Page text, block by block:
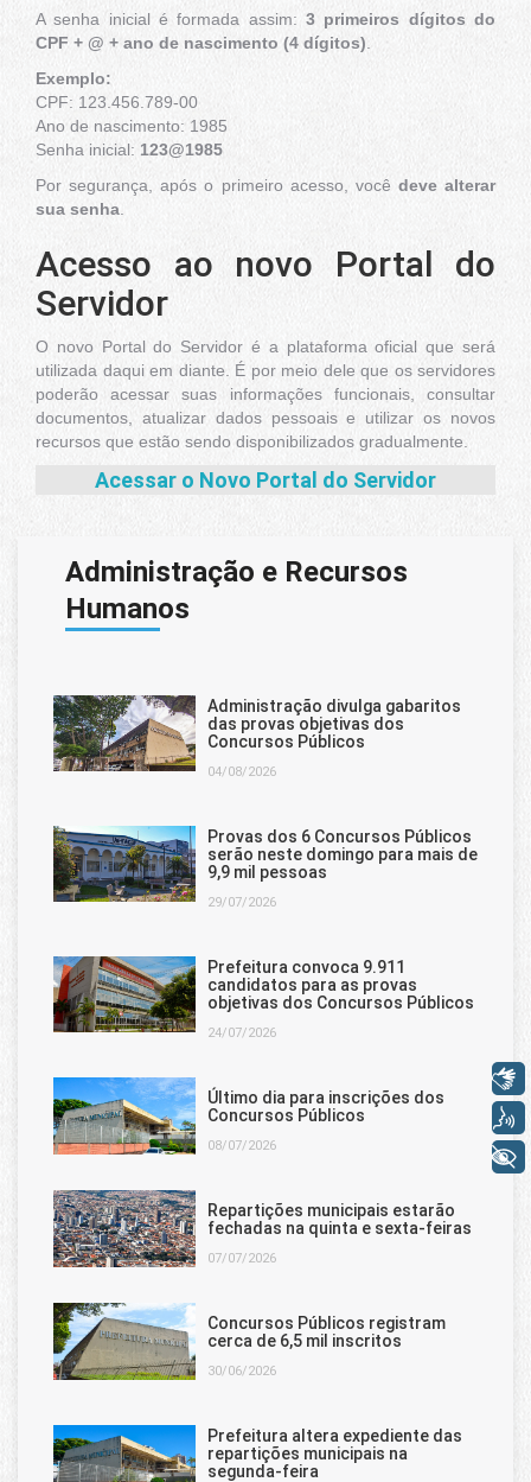
A senha inicial é formada assim: 3 primeiros dígitos do
CPF + @ + ano de nascimento (4 dígitos)
Exemplo:
CPF: 123.456.789-00
Ano de nascimento: 1985
Senha inicial: 123@1985
Por segurança, após o primeiro acesso, você deve alterar
sua senha
Acesso ao novo Portal do
Servidor
O novo Portal do Servidor é a plataforma oficial que será
utilizada daqui em diante. É por meio dele que os servidores
poderão acessar suas informações funcionais, consultar
documentos, atualizar dados pessoais e utilizar os novos
recursos que estão sendo disponibilizados gradualmente.
Acessar o Novo Portal do Servidor
Administração e Recursos
Humanos
Administração divulga gabaritos
das provas objetivas dos
Concursos Públicos
04/08/2026
Provas dos 6 Concursos Públicos
serão neste domingo para mais de
9,9 mil pessoas
29/07/2026
Prefeitura convoca 9.911
candidatos para as provas
objetivas dos Concursos Públicos
24/07/2026
Último dia para inscrições dos
Concursos Públicos
08/07/2026
Repartições municipais estarão
fechadas na quinta e sexta-feiras
07/07/2026
Concursos Públicos registram
cerca de 6,5 mil inscritos
30/06/2026
Prefeitura altera expediente das
repartições municipais na
segunda-feira